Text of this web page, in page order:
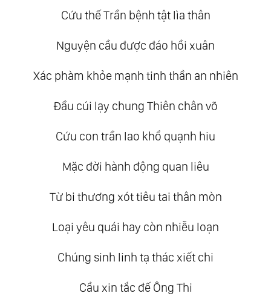
Cứu thế Trần bệnh tật lìa thân
Nguyện cầu được đáo hồi xuân
Xác phàm khỏe mạnh tinh thần an nhiên
Đầu cúi lạy chung Thiên chân võ
Cứu con trần lao khổ quạnh hiu
Mặc đời hành động quan liêu
Từ bi thương xót tiêu tai thân mòn
Loại yêu quái hay còn nhiễu loạn
Chúng sinh linh tạ thác xiết chi
Cầu xin tắc đế Ông Thi